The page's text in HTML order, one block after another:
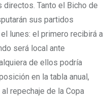
Tanto el Bicho de
sus partidos
lunes: el primero recibirá a
será local ante
de ellos podría
en la tabla anual,
repechaje de la Copa